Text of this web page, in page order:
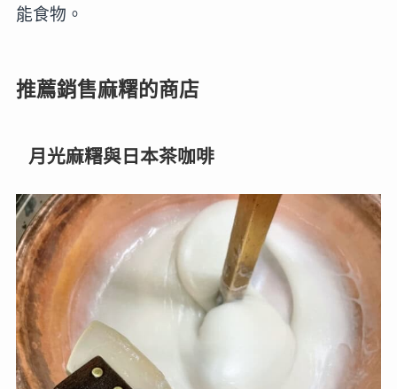
能食物。
推薦銷售麻糬的商店
月光麻糬與日本茶咖啡